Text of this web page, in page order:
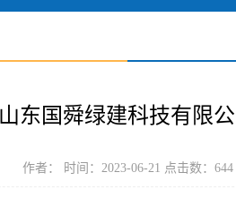
东国舜绿建科技有限
作者： 时间：2023-06-21 点击数： 644